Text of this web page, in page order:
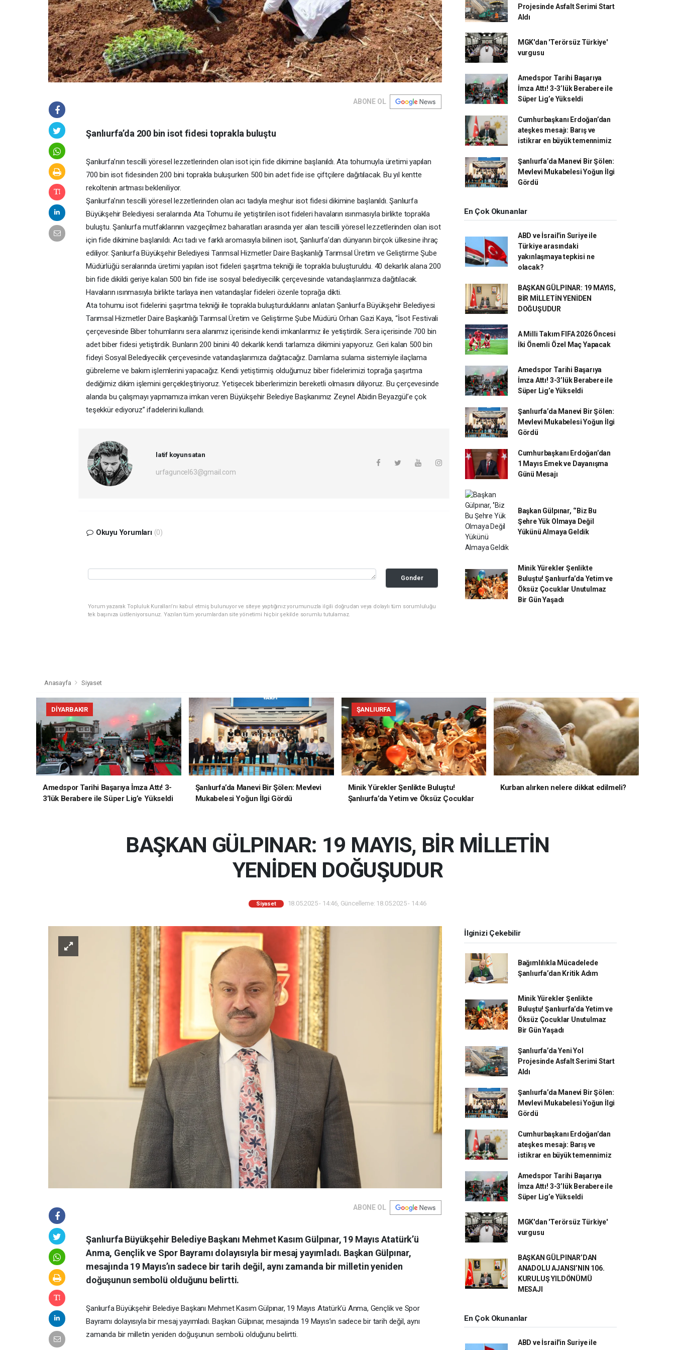
ABONE OL
Şanlıurfa’da 200 bin isot fidesi toprakla buluştu
Şanlıurfa’nın tescilli yöresel lezzetlerinden olan isot için fide dikimine başlanıldı. Ata tohumuyla üretimi yapılan
700 bin isot fidesinden 200 bini toprakla buluşurken 500 bin adet fide ise çiftçilere dağıtılacak. Bu yıl kentte
rekoltenin artması bekleniliyor.
Şanlıurfa’nın tescilli yöresel lezzetlerinden olan acı tadıyla meşhur isot fidesi dikimine başlanıldı. Şanlıurfa
Büyükşehir Belediyesi seralarında Ata Tohumu ile yetiştirilen isot fideleri havaların ısınmasıyla birlikte toprakla
buluştu. Şanlıurfa mutfaklarının vazgeçilmez baharatları arasında yer alan tescilli yöresel lezzetlerinden olan isot
için fide dikimine başlanıldı. Acı tadı ve farklı aromasıyla bilinen isot, Şanlıurfa’dan dünyanın birçok ülkesine ihraç
ediliyor. Şanlıurfa Büyükşehir Belediyesi Tarımsal Hizmetler Daire Başkanlığı Tarımsal Üretim ve Geliştirme Şube
Müdürlüğü seralarında üretimi yapılan isot fideleri şaşırtma tekniği ile toprakla buluşturuldu. 40 dekarlık alana 200
bin fide dikildi geriye kalan 500 bin fide ise sosyal belediyecilik çerçevesinde vatandaşlarımıza dağıtılacak.
Havaların ısınmasıyla birlikte tarlaya inen vatandaşlar fideleri özenle toprağa dikti.
Ata tohumu isot fidelerini şaşırtma tekniği ile toprakla buluşturduklarını anlatan Şanlıurfa Büyükşehir Belediyesi
Tarımsal Hizmetler Daire Başkanlığı Tarımsal Üretim ve Geliştirme Şube Müdürü Orhan Gazi Kaya, “İsot Festivali
çerçevesinde Biber tohumlarını sera alanımız içerisinde kendi imkanlarımız ile yetiştirdik. Sera içerisinde 700 bin
adet biber fidesi yetiştirdik. Bunların 200 binini 40 dekarlık kendi tarlamıza dikimini yapıyoruz. Geri kalan 500 bin
fideyi Sosyal Belediyecilik çerçevesinde vatandaşlarımıza dağıtacağız. Damlama sulama sistemiyle ilaçlama
gübreleme ve bakım işlemlerini yapacağız. Kendi yetiştirmiş olduğumuz biber fidelerimizi toprağa şaşırtma
dediğimiz dikim işlemini gerçekleştiriyoruz. Yetişecek biberlerimizin bereketli olmasını diliyoruz. Bu çerçevesinde
alanda bu çalışmayı yapmamıza imkan veren Büyükşehir Belediye Başkanımız Zeynel Abidin Beyazgül’e çok
teşekkür ediyoruz” ifadelerini kullandı.
latif koyunsatan
urfaguncel63@gmail.com
Okuyu Yorumları (0)
Gonder
Yorum yazarak Topluluk Kuralları’nı kabul etmiş bulunuyor ve siteye yaptığınız yorumunuzla ilgili doğrudan veya dolaylı tüm sorumluluğu
tek başınıza üstleniyorsunuz. Yazılan tüm yorumlardan site yönetimi hiçbir şekilde sorumlu tutulamaz.
Projesinde Asfalt Serimi Start
Aldı
MGK'dan 'Terörsüz Türkiye'
vurgusu
Amedspor Tarihi Başarıya
İmza Attı! 3-3’lük Berabere ile
Süper Lig’e Yükseldi
Cumhurbaşkanı Erdoğan’dan
ateşkes mesajı: Barış ve
istikrar en büyük temennimiz
Şanlıurfa’da Manevi Bir Şölen:
Mevlevi Mukabelesi Yoğun İlgi
Gördü
En Çok Okunanlar
ABD ve İsrail'in Suriye ile
Türkiye arasındaki
yakınlaşmaya tepkisi ne
olacak?
BAŞKAN GÜLPINAR: 19 MAYIS,
BİR MİLLETİN YENİDEN
DOĞUŞUDUR
A Milli Takım FIFA 2026 Öncesi
İki Önemli Özel Maç Yapacak
Amedspor Tarihi Başarıya
İmza Attı! 3-3’lük Berabere ile
Süper Lig’e Yükseldi
Şanlıurfa’da Manevi Bir Şölen:
Mevlevi Mukabelesi Yoğun İlgi
Gördü
Cumhurbaşkanı Erdoğan’dan
1 Mayıs Emek ve Dayanışma
Günü Mesajı
Başkan Gülpınar, ‘’Biz Bu
Şehre Yük Olmaya Değil
Yükünü Almaya Geldik
Minik Yürekler Şenlikte
Buluştu! Şanlıurfa’da Yetim ve
Öksüz Çocuklar Unutulmaz
Bir Gün Yaşadı
Anasayfa Siyaset
DIYARBAKIR
Amedspor Tarihi Başarıya İmza Attı! 3-
3’lük Berabere ile Süper Lig’e Yükseldi
Şanlıurfa’da Manevi Bir Şölen: Mevlevi
Mukabelesi Yoğun İlgi Gördü
ŞANLIURFA
Minik Yürekler Şenlikte Buluştu!
Şanlıurfa’da Yetim ve Öksüz Çocuklar
Kurban alırken nelere dikkat edilmeli?
BAŞKAN GÜLPINAR: 19 MAYIS, BİR MİLLETİN
YENİDEN DOĞUŞUDUR
Siyaset 18.05.2025 - 14:46, Güncelleme: 18.05.2025 - 14:46
ABONE OL
Şanlıurfa Büyükşehir Belediye Başkanı Mehmet Kasım Gülpınar, 19 Mayıs Atatürk’ü
Anma, Gençlik ve Spor Bayramı dolayısıyla bir mesaj yayımladı. Başkan Gülpınar,
mesajında 19 Mayıs’ın sadece bir tarih değil, aynı zamanda bir milletin yeniden
doğuşunun sembolü olduğunu belirtti.
Şanlıurfa Büyükşehir Belediye Başkanı Mehmet KasımGülpınar, 19 Mayıs Atatürk’ü Anma, Gençlikve Spor
Bayramı dolayısıyla birmesajyayımladı. Başkan Gülpınar, mesajında 19 Mayıs’ın sadece bir tarih değil,aynı
zamanda bir milletinyeniden doğuşunun sembolüolduğunu belirtti.
İlginizi Çekebilir
Bağımlılıkla Mücadelede
Şanlıurfa’dan Kritik Adım
Minik Yürekler Şenlikte
Buluştu! Şanlıurfa’da Yetim ve
Öksüz Çocuklar Unutulmaz
Bir Gün Yaşadı
Şanlıurfa’da Yeni Yol
Projesinde Asfalt Serimi Start
Aldı
Şanlıurfa’da Manevi Bir Şölen:
Mevlevi Mukabelesi Yoğun İlgi
Gördü
Cumhurbaşkanı Erdoğan’dan
ateşkes mesajı: Barış ve
istikrar en büyük temennimiz
Amedspor Tarihi Başarıya
İmza Attı! 3-3’lük Berabere ile
Süper Lig’e Yükseldi
MGK'dan 'Terörsüz Türkiye'
vurgusu
BAŞKAN GÜLPINAR’DAN
ANADOLU AJANSI’NIN 106.
KURULUŞ YILDÖNÜMÜ
MESAJI
En Çok Okunanlar
ABD ve İsrail'in Suriye ile